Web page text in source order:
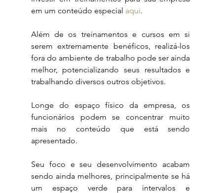
em um conteúdo especial aqui.
Além de os treinamentos e cursos em si
serem extremamente benéficos, realizá-los
fora do ambiente de trabalho pode ser ainda
melhor, potencializando seus resultados e
trabalhando diversos outros objetivos.
Longe do espaço físico da empresa, os
funcionários podem se concentrar muito
mais no conteúdo que está sendo
apresentado.
Seu foco e seu desenvolvimento acabam
sendo ainda melhores, principalmente se há
um espaço verde para intervalos e